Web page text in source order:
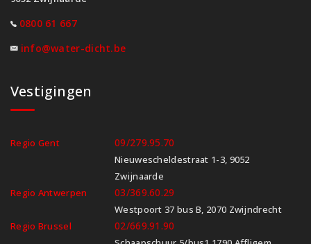
0800 61 667
info@water-dicht.be
Vestigingen
Regio Gent 09/279.95.70
Nieuwescheldestraat 1-3, 9052
Zwijnaarde
Regio Antwerpen
03/369.60.29
Westpoort 37 bus B, 2070 Zwijndrecht
Regio Brussel
02/669.91.90